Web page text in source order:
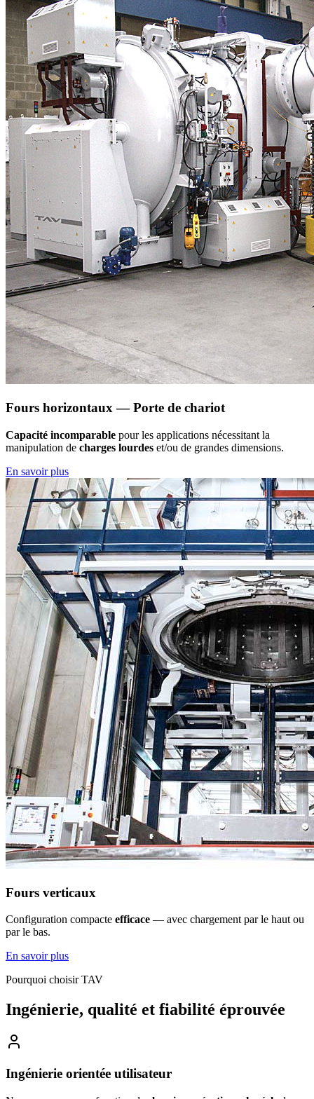
Fours horizontaux — Porte de chariot
Capacité incomparable pour les applications nécessitant la
manipulation de charges lourdes et/ou de grandes dimensions.
En savoir plus
Fours verticaux
Configuration compacte efficace — avec chargement par le haut ou
par le bas.
En savoir plus
Pourquoi choisir TAV
Ingénierie, qualité et fiabilité éprouvée
Ingénierie orientée utilisateur